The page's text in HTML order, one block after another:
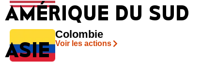
AMÉRIQUE DU SUD
Colombie
Voir les actions
ASIE